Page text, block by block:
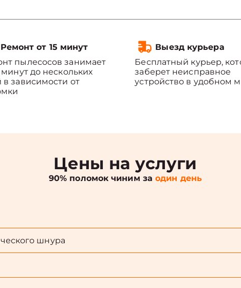
Ремонт от 15 минут
пылесосов занимает
минут до нескольких
в зависимости от
Выезд курьера
Бесплатный курьер,
заберет неисправное
устройство в удобном
Цены на услуги
90% поломок чиним заодин день
шнура